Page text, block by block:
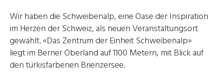
Wir haben die Schweibenalp, eine Oase der Inspiration
im Herzen der Schweiz, als neuen Veranstaltungsort
gewählt. «Das Zentrum der Einheit Schweibenalp»
liegt im Berner Oberland auf 1100 Metern, mit Blick auf
den türkisfarbenen Brienzersee.